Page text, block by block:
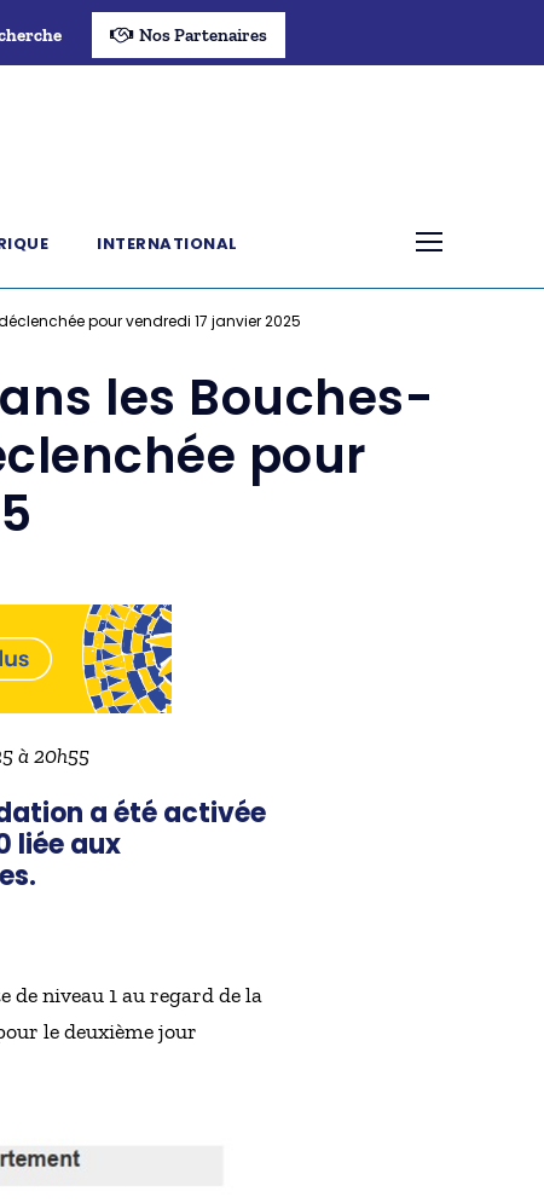
Nos Partenaires
INTERNATIONAL
pour vendredi 17 janvier 2025
les Bouches-
pour
à 20h55
a été activée
liée aux
de niveau 1 au regard de la
le deuxième jour